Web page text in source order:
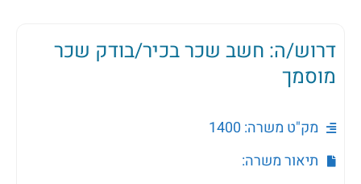
דרוש/ה: חשב שכר בכיר/בודק שכר
מוסמך
מק"ט משרה: 1400
תיאור משרה: